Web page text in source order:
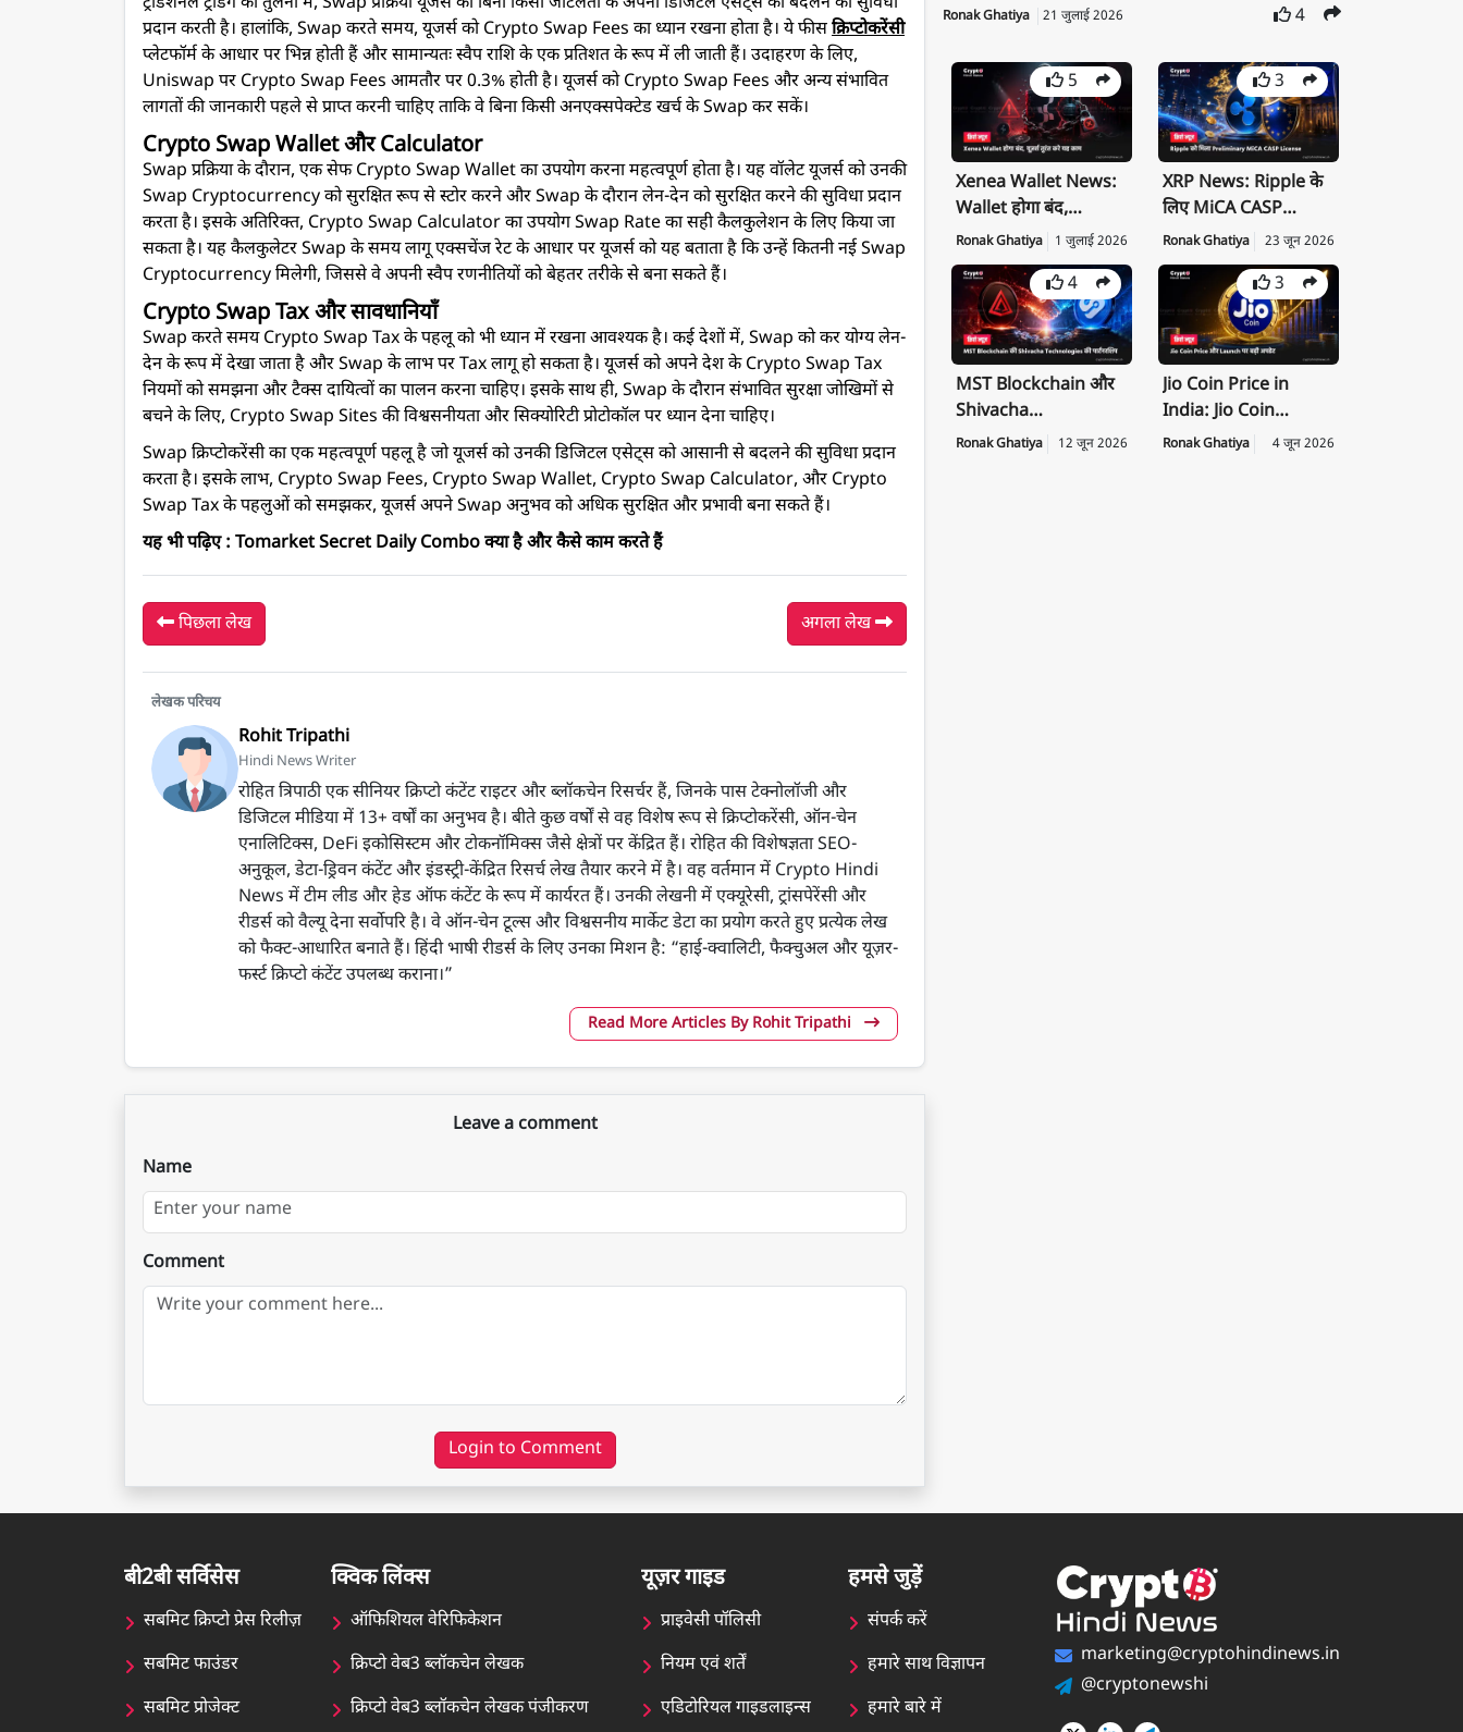
प्रदान करती है। हालांकि, Swap करते समय, यूजर्स को Crypto Swap Fees का ध्यान रखना होता है। ये फीसक्रिप्टोकरेंसी
प्लेटफॉर्म के आधार पर भिन्न होती हैं और सामान्यतः स्वैप राशि के एक प्रतिशत के रूप में ली जाती हैं। उदाहरण के लिए,
Uniswap पर Crypto Swap Fees आमतौर पर 0.3% होती है। यूजर्स को Crypto Swap Fees और अन्य संभावित
लागतों की जानकारी पहले से प्राप्त करनी चाहिए ताकि वे बिना किसी अनएक्सपेक्टेड खर्च के Swap कर सकें।
Crypto Swap Wallet और Calculator
Swap प्रक्रिया के दौरान, एक सेफ Crypto Swap Wallet का उपयोग करना महत्वपूर्ण होता है। यह वॉलेट यूजर्स को उनकी
Swap Cryptocurrency को सुरक्षित रूप से स्टोर करने और Swap के दौरान लेन-देन को सुरक्षित करने की सुविधा प्रदान
करता है। इसके अतिरिक्त, Crypto Swap Calculator का उपयोग Swap Rate का सही कैलकुलेशन के लिए किया जा
सकता है। यह कैलकुलेटर Swap के समय लागू एक्सचेंज रेट के आधार पर यूजर्स को यह बताता है कि उन्हें कितनी नई Swap
Cryptocurrency मिलेगी, जिससे वे अपनी स्वैप रणनीतियों को बेहतर तरीके से बना सकते हैं।
Crypto Swap Tax और सावधानियाँ
Swap करते समय Crypto Swap Tax के पहलू को भी ध्यान में रखना आवश्यक है। कई देशों में, Swap को कर योग्य लेन-
देन के रूप में देखा जाता है और Swap के लाभ पर Tax लागू हो सकता है। यूजर्स को अपने देश के Crypto Swap Tax
नियमों को समझना और टैक्स दायित्वों का पालन करना चाहिए। इसके साथ ही, Swap के दौरान संभावित सुरक्षा जोखिमों से
बचने के लिए, Crypto Swap Sites की विश्वसनीयता और सिक्योरिटी प्रोटोकॉल पर ध्यान देना चाहिए।
Swap क्रिप्टोकरेंसी का एक महत्वपूर्ण पहलू है जो यूजर्स को उनकी डिजिटल एसेट्स को आसानी से बदलने की सुविधा प्रदान
करता है। इसके लाभ, Crypto Swap Fees, Crypto Swap Wallet, Crypto Swap Calculator, और Crypto
Swap Tax के पहलुओं को समझकर, यूजर्स अपने Swap अनुभव को अधिक सुरक्षित और प्रभावी बना सकते हैं।
यह भी पढ़िए : Tomarket Secret Daily Combo क्या है और कैसे काम करते हैं
पिछला लेख अगला लेख
लेखक परिचय
Rohit Tripathi
Hindi News Writer
रोहित त्रिपाठी एक सीनियर क्रिप्टो कंटेंट राइटर और ब्लॉकचेन रिसर्चर हैं, जिनके पास टेक्नोलॉजी और
डिजिटल मीडिया में 13+ वर्षों का अनुभव है। बीते कुछ वर्षों से वह विशेष रूप से क्रिप्टोकरेंसी, ऑन-चेन
एनालिटिक्स, DeFi इकोसिस्टम और टोकनॉमिक्स जैसे क्षेत्रों पर केंद्रित हैं। रोहित की विशेषज्ञता SEO-
अनुकूल, डेटा-ड्रिवन कंटेंट और इंडस्ट्री-केंद्रित रिसर्च लेख तैयार करने में है। वह वर्तमान में Crypto Hindi
News में टीम लीड और हेड ऑफ कंटेंट के रूप में कार्यरत हैं। उनकी लेखनी में एक्यूरेसी, ट्रांसपेरेंसी और
रीडर्स को वैल्यू देना सर्वोपरि है। वे ऑन-चेन टूल्स और विश्वसनीय मार्केट डेटा का प्रयोग करते हुए प्रत्येक लेख
को फैक्ट-आधारित बनाते हैं। हिंदी भाषी रीडर्स के लिए उनका मिशन है: “हाई-क्वालिटी, फैक्चुअल और यूज़र-
फर्स्ट क्रिप्टो कंटेंट उपलब्ध कराना।”
Read More Articles By Rohit Tripathi
Leave a comment
Name
Comment
Login to Comment
Ronak Ghatiya 21 जुलाई 2026 4
5
Xenea Wallet News:
Wallet होगा बंद,
Private Key तुरंत करें
Export
Ronak Ghatiya 1 जुलाई 2026
3
XRP News: Ripple के
लिए MiCA CASP
License क्यों है बड़ी
उपलब्धि
Ronak Ghatiya 23 जून 2026
4
MST Blockchain और
Shivacha
Technologies के बीच
Ronak Ghatiya 12 जून 2026
3
Jio Coin Price in
India: Jio Coin
Launch Date, Price
Ronak Ghatiya 4 जून 2026
बी2बी सर्विसेस
सबमिट क्रिप्टो प्रेस रिलीज़
सबमिट फाउंडर
सबमिट प्रोजेक्ट
क्विक लिंक्स
ऑफिशियल वेरिफिकेशन
क्रिप्टो वेब3 ब्लॉकचेन लेखक
क्रिप्टो वेब3 ब्लॉकचेन लेखक पंजीकरण
यूज़र गाइड
प्राइवेसी पॉलिसी
नियम एवं शर्तें
एडिटोरियल गाइडलाइन्स
हमसे जुड़ें
संपर्क करें
हमारे साथ विज्ञापन
हमारे बारे में
marketing@cryptohindinews.in
@cryptonewshi